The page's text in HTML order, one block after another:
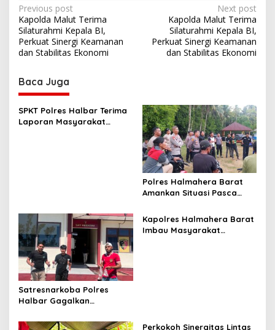
P
o
s
t
n
a
v
i
o
n
Previous post
Kapolda Malut Terima
Silaturahmi Kepala BI,
Perkuat Sinergi Keamanan
dan Stabilitas Ekonomi
Next post
Kapolda Malut Terima
Silaturahmi Kepala BI,
Perkuat Sinergi Keamanan
dan Stabilitas Ekonomi
Baca Juga
SPKT Polres Halbar Terima
Laporan Masyarakat
Polres Halmahera Barat
Amankan Situasi Pasca
Mediasi Terus Dilakukan
Satresnarkoba Polres
Halbar Gagalkan
Sita Ratusan Kantong
Kapolres Halmahera Barat
Imbau Masyarakat
Perkokoh Sinergitas Lintas